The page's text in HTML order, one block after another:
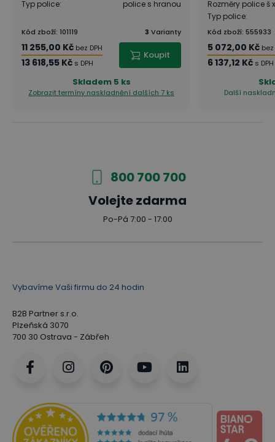
Typ police: police s hranou
Kód zboží: 101119 3 Varianty
11 255,00 Kč bez DPH
13 618,55 Kč s DPH
Koupit
Skladem 5 ks
Zobrazit termíny naskladnění dalších 7 ks
Rozměry police š
Typ police:
Kód zboží: 555933
5 072,00 Kč bez
6 137,12 Kč s DPH
Další
800 700 700
Volejte zdarma
Po-Pá 7:00 - 17:00
Vybavíme Vaši firmu do 24 hodin
B2B Partner s.r.o.
Plzeňská 3070
700 30 Ostrava - Zábřeh